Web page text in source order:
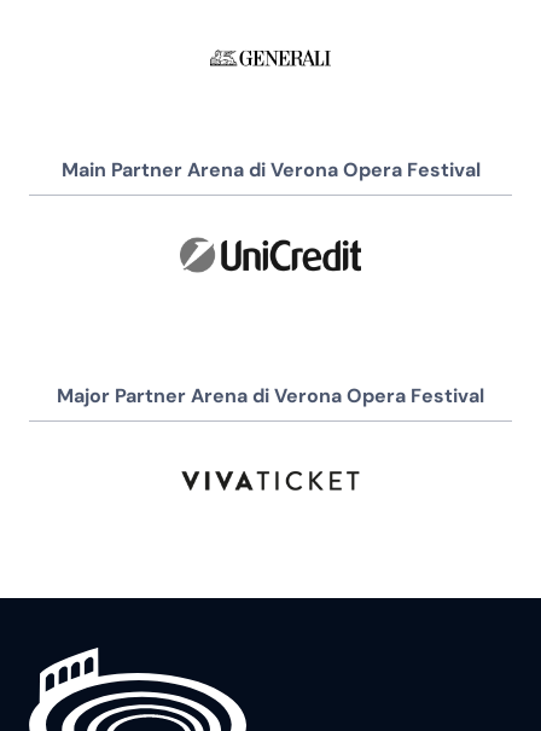
Main Partner Arena di Verona Opera Festival
Major Partner Arena di Verona Opera Festival